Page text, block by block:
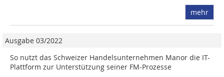
mehr
Ausgabe 03/2022
So nutzt das Schweizer Handelsunternehmen Manor die IT-
Plattform zur Unterstützung seiner FM-Prozesse